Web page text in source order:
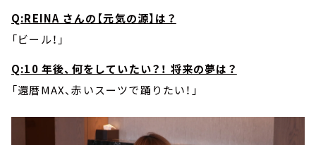
Q:REINA さんの【元気の源】は？
「ビール！」
Q:10 年後、何をしていたい？！ 将来の夢は？
「還暦MAX、赤いスーツで踊りたい！」